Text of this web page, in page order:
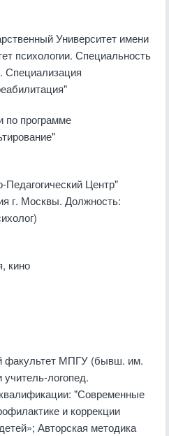
Университет имени
психологии. Специальность
Специализация
программе
Центр"
г. Москвы. Должность:
кино
факультет МПГУ (бывш. им.
логопед.
"Современные
и коррекции
Авторская методика